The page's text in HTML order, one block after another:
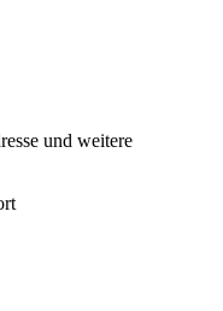
und weitere